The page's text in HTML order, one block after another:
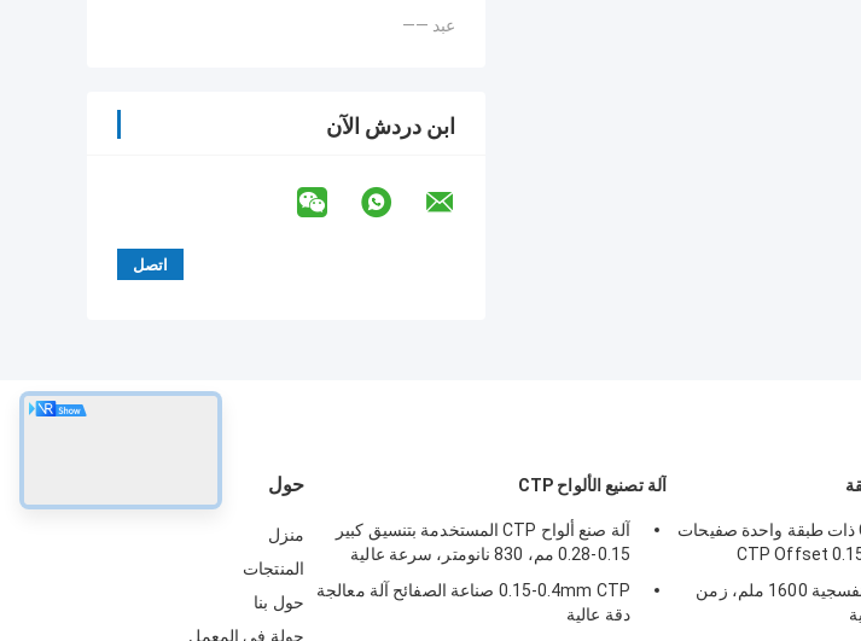
—— عبد
ابن دردش الآن
حول
منزل
المنتجات
حول بنا
جولة في المعمل
آلة تصنيع الألواح CTP
آلة صنع ألواح CTP المستخدمة بتنسيق كبير
0.15-0.28 مم، 830 نانومتر، سرعة عالية
0.15-0.4mm CTP صناعة الصفائح آلة معالجة
دقة عالية
صفيحة طباعة CTP ذات طبقة واحدة صفيحات
لوحة طباعة CTP بنفسجية 1600 ملم، زمن